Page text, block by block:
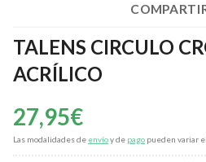
TALENS CIRCULO
ACRÍLICO
27,95€
Las modalidades de envíoy de pago pueden variar